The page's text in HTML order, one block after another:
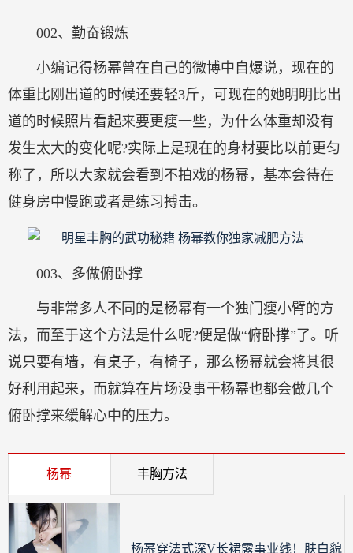
002、勤奋锻炼
小编记得杨幂曾在自己的微博中自爆说，现在的
体重比刚出道的时候还要轻3斤，可现在的她明明比出
道的时候照片看起来要更瘦一些，为什么体重却没有
发生太大的变化呢?实际上是现在的身材要比以前更匀
称了，所以大家就会看到不拍戏的杨幂，基本会待在
健身房中慢跑或者是练习搏击。
003、多做俯卧撑
与非常多人不同的是杨幂有一个独门瘦小臂的方
法，而至于这个方法是什么呢?便是做“俯卧撑”了。听
说只要有墙，有桌子，有椅子，那么杨幂就会将其很
好利用起来，而就算在片场没事干杨幂也都会做几个
俯卧撑来缓解心中的压力。
杨幂 丰胸方法
杨幂穿法式深V长裙露事业线！肤白貌